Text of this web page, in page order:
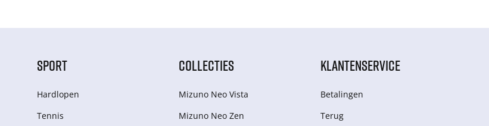
SPORT
Hardlopen
Tennis
COLLECTIES
Mizuno Neo Vista
Mizuno Neo Zen
KLANTENSERVICE
Betalingen
Terug